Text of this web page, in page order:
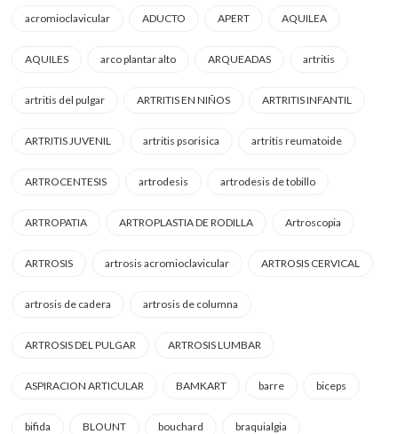
acromioclavicular ADUCTO APERT AQUILEA
AQUILES arco plantar alto ARQUEADAS artritis
artritis del pulgar ARTRITIS EN NIÑOS ARTRITIS INFANTIL
ARTRITIS JUVENIL artritis psorisica artritis reumatoide
ARTROCENTESIS artrodesis artrodesis de tobillo
ARTROPATIA ARTROPLASTIA DE RODILLA Artroscopia
ARTROSIS artrosis acromioclavicular ARTROSIS CERVICAL
artrosis de cadera artrosis de columna
ARTROSIS DEL PULGAR ARTROSIS LUMBAR
ASPIRACION ARTICULAR BAMKART barre biceps
bifida BLOUNT bouchard braquialgia